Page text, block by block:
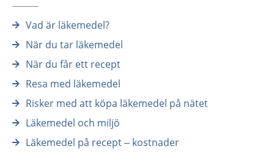
Vad är läkemedel?
När du tar läkemedel
När du får ett recept
Resa med läkemedel
Risker med att köpa läkemedel på nätet
Läkemedel och miljö
Läkemedel på recept – kostnader